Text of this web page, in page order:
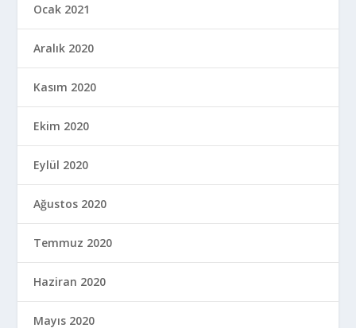
Ocak 2021
Aralık 2020
Kasım 2020
Ekim 2020
Eylül 2020
Ağustos 2020
Temmuz 2020
Haziran 2020
Mayıs 2020